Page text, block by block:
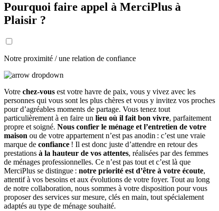
Pourquoi faire appel à MerciPlus à
Plaisir ?
Notre proximité / une relation de confiance
Votre chez-vous est votre havre de paix, vous y vivez avec les
personnes qui vous sont les plus chères et vous y invitez vos proches
pour d’agréables moments de partage. Vous tenez tout
particulièrement à en faire un lieu où il fait bon vivre, parfaitement
propre et soigné. Nous confier le ménage et l’entretien de votre
maison ou de votre appartement n’est pas anodin : c’est une vraie
marque de confiance ! Il est donc juste d’attendre en retour des
prestations à la hauteur de vos attentes, réalisées par des femmes
de ménages professionnelles. Ce n’est pas tout et c’est là que
MerciPlus se distingue : notre priorité est d’être à votre écoute,
attentif à vos besoins et aux évolutions de votre foyer. Tout au long
de notre collaboration, nous sommes à votre disposition pour vous
proposer des services sur mesure, clés en main, tout spécialement
adaptés au type de ménage souhaité.